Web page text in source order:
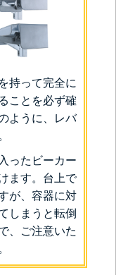
持って完全に
ことを必ず確
ように、レバ
ったビーカー
ます。台上で
が、容器に対
しまうと転倒
、ご注意いた